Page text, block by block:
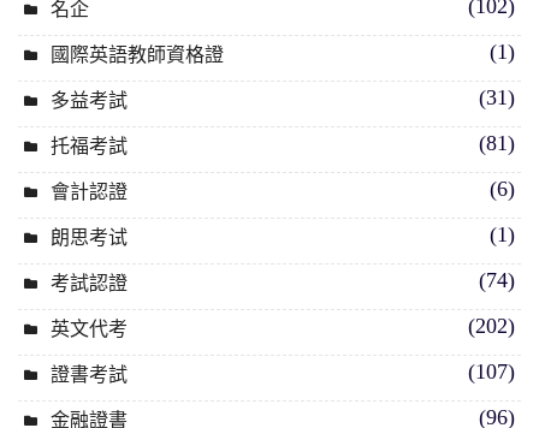
名企 (102)
國際英語教師資格證 (1)
多益考試 (31)
托福考試 (81)
會計認證 (6)
朗思考试 (1)
考試認證 (74)
英文代考 (202)
證書考試 (107)
金融證書 (96)